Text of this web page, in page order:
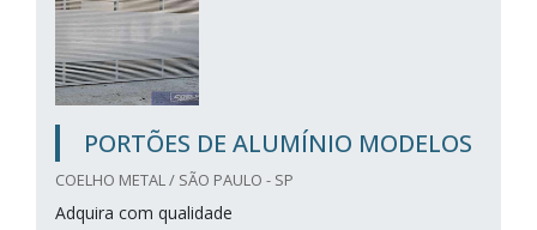
PORTÕES DE ALUMÍNIO MODELOS
COELHO METAL / SÃO PAULO - SP
Adquira com qualidade